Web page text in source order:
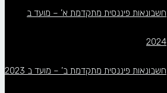
חשבונאות פיננסית מתקדמת א’ – מועד ב
2024
חשבונאות פיננסית מתקדמת ב’ – מועד ב 2023